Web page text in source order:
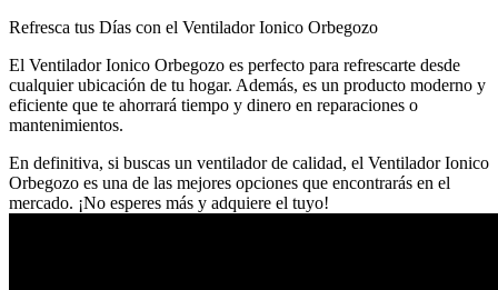
Refresca tus Días con el Ventilador Ionico Orbegozo
El Ventilador Ionico Orbegozo es perfecto para refrescarte desde
cualquier ubicación de tu hogar. Además, es un producto moderno y
eficiente que te ahorrará tiempo y dinero en reparaciones o
mantenimientos.
En definitiva, si buscas un ventilador de calidad, el Ventilador Ionico
Orbegozo es una de las mejores opciones que encontrarás en el
mercado. ¡No esperes más y adquiere el tuyo!